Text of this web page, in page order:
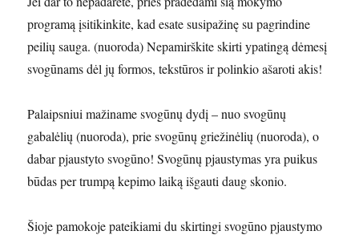
programą įsitikinkite, kad esate susipažinę su pagrindine
peilių sauga. (nuoroda) Nepamirškite skirti ypatingą dėmesį
svogūnams dėl jų formos, tekstūros ir polinkio ašaroti akis!
Palaipsniui mažiname svogūnų dydį – nuo ​​svogūnų
gabalėlių (nuoroda), prie svogūnų griežinėlių (nuoroda), o
dabar pjaustyto svogūno! Svogūnų pjaustymas yra puikus
būdas per trumpą kepimo laiką išgauti daug skonio.
Šioje pamokoje pateikiami du skirtingi svogūno pjaustymo